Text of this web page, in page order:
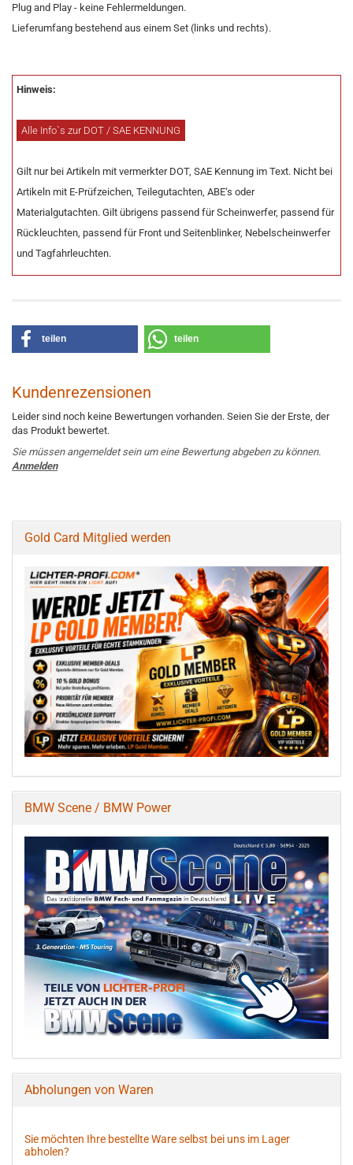
Plug and Play - keine Fehlermeldungen.
Lieferumfang bestehend aus einem Set (links und rechts).
Hinweis:
Alle Info`s zur DOT / SAE KENNUNG
Gilt nur bei Artikeln mit vermerkter DOT, SAE Kennung im Text. Nicht bei
Artikeln mit E-Prüfzeichen, Teilegutachten, ABE‘s oder
Materialgutachten. Gilt übrigens passend für Scheinwerfer, passend für
Rückleuchten, passend für Front und Seitenblinker, Nebelscheinwerfer
und Tagfahrleuchten.
teilen teilen
Kundenrezensionen
Leider sind noch keine Bewertungen vorhanden. Seien Sie der Erste, der
das Produkt bewertet.
Sie müssen angemeldet sein um eine Bewertung abgeben zu können.
Anmelden
Gold Card Mitglied werden
BMW Scene / BMW Power
Abholungen von Waren
Sie möchten Ihre bestellte Ware selbst bei uns im Lager
abholen?